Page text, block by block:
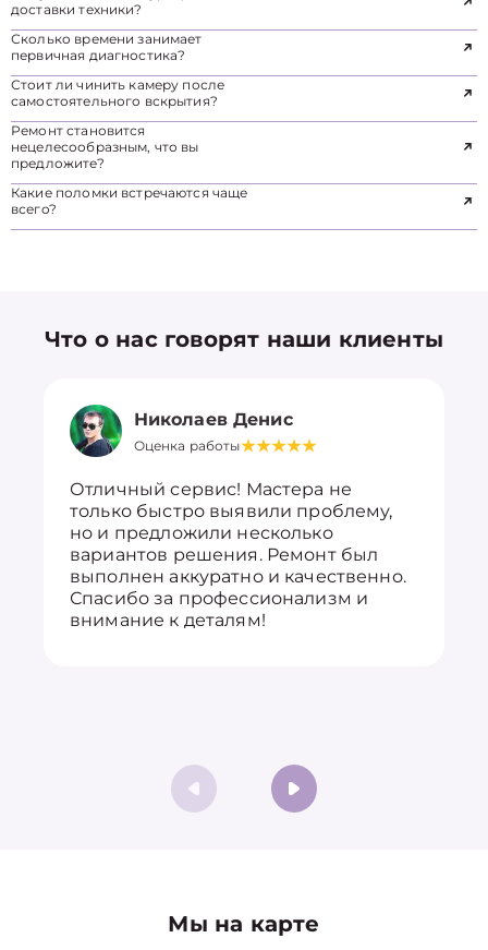
доставки техники?
Сколько времени занимает
первичная диагностика?
Стоит ли чинить камеру после
самостоятельного вскрытия?
Ремонт становится
нецелесообразным, что вы
предложите?
Какие поломки встречаются чаще
всего?
Что о нас говорят наши клиенты
Николаев Денис
Оценка работы
Отличный сервис! Мастера не
только быстро выявили проблему,
но и предложили несколько
вариантов решения. Ремонт был
выполнен аккуратно и качественно.
Спасибо за профессионализм и
внимание к деталям!
Мы на карте